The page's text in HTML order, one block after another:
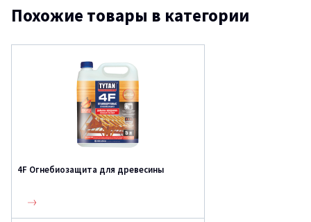
Похожие товары в категории
4F Огнебиозащита для древесины